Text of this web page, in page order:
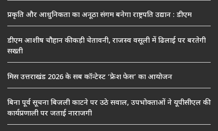
प्रकृति और आधुनिकता का अनूठा संगम बनेगा राष्ट्रपति उद्यान : डीएम
डीएम आशीष चौहान की कड़ी चेतावनी, राजस्व वसूली में ढिलाई पर बरतेगी
सख्ती
मिस उत्तराखंड 2026 के सब कॉन्टेस्ट ‘फ्रेश फेस’ का आयोजन
बिना पूर्व सूचना बिजली काटने पर उठे सवाल, उपभोक्ताओं ने यूपीसीएल की
कार्यप्रणाली पर जताई नाराजगी